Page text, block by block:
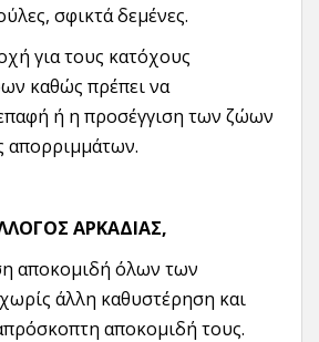
σφικτά δεμένες.
για τους κατόχους
καθώς πρέπει να
ή η προσέγγιση των ζώων
απορριμμάτων.
ΑΡΚΑΔΙΑΣ,
αποκομιδή όλων των
άλλη καθυστέρηση και
αποκομιδή τους.